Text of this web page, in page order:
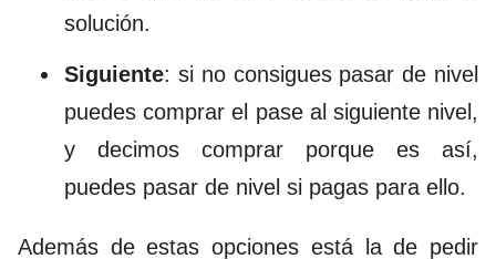
solución.
Siguiente: si no consigues pasar de nivel
puedes comprar el pase al siguiente nivel,
y decimos comprar porque es así,
puedes pasar de nivel si pagas para ello.
Además de estas opciones está la de pedir